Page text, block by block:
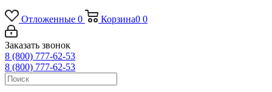
Отложенные 0 Корзина0 0
Заказать звонок
8 (800) 777-62-53
8 (800) 777-62-53